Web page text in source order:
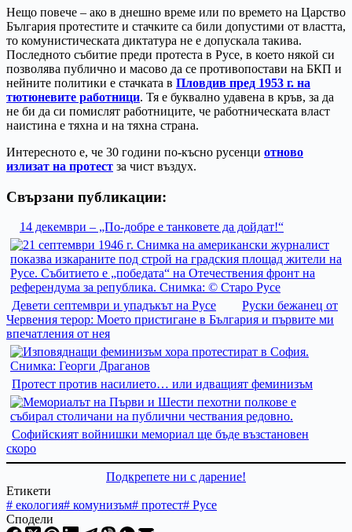
Нещо повече – ако в днешно време или по времето на Царство
България протестите и стачките са били допустими от властта,
то комунистическата диктатура не е допускала такива.
Последното събитие преди протеста в Русе, в което някой си
позволява публично и масово да се противопостави на БКП и
нейните политики е стачката в Пловдив пред 1953 г. на
тютюневите работници. Тя е буквално удавена в кръв, за да
не би да си помислят работниците, че работническата власт
наистина е тяхна и на тяхна страна.
Интересното е, че 30 години по-късно русенци отново
излизат на протест за чист въздух.
Свързани публикации:
14 декември – „По-добре е танковете да дойдат!“
Девети септември и упадъкът на Русе
Руски бежанец от
Червения терор: Моето пристигане в България и първите ми
впечатления от нея
Протест против насилието… или идващият феминизъм
Софийският войнишки мемориал ще бъде възстановен
скоро
Подкрепете ни с дарение!
Етикети
# екология# комунизъм# протест# Русе
Сподели